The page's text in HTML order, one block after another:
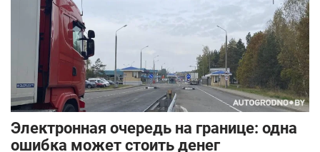
Электронная очередь на границе: одна
ошибка может стоить денег